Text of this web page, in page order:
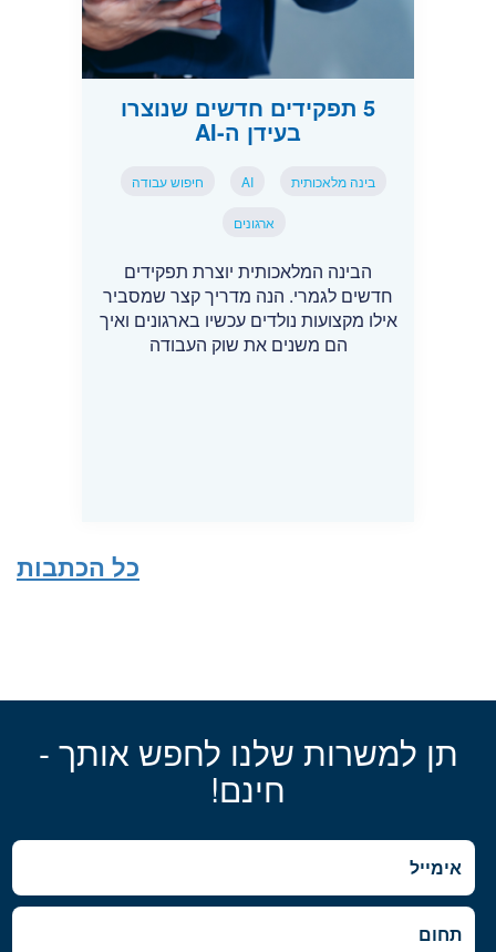
5 תפקידים חדשים שנוצרו
בעידן ה-AI
בינה מלאכותית AI חיפוש עבודה
ארגונים
הבינה המלאכותית יוצרת תפקידים
חדשים לגמרי. הנה מדריך קצר שמסביר
אילו מקצועות נולדים עכשיו בארגונים ואיך
הם משנים את שוק העבודה
כל הכתבות
תן למשרות שלנו לחפש אותך -
חינם!